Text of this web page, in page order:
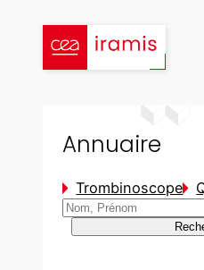
contenu
Annuaire
Trombinoscope